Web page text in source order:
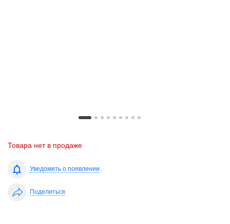
Товара нет в продаже
Уведомить о появлении
Поделиться